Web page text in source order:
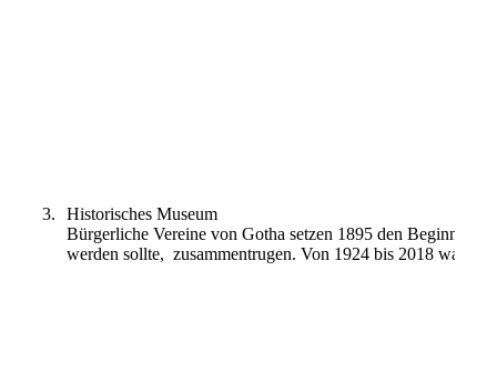
3.
Historisches Museum
Bürgerliche Vereine von Gotha setzen 1895 den Beginn
werden sollte, zusammentrugen. Von 1924 bis 2018 war